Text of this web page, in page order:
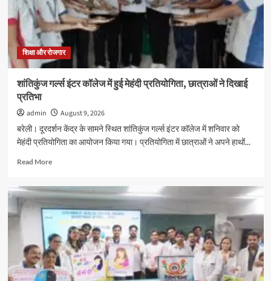
पर्यवेक्षक
संवाद
कार्यक्रम
शिक्षा और रोजगार
शांतिकुंज गर्ल्स इंटर कॉलेज में हुई मेहंदी प्रतियोगिता, छात्राओं ने दिखाई
प्रतिभा
admin
August 9, 2026
बरेली। दूरदर्शन केंद्र के सामने स्थित शांतिकुंज गर्ल्स इंटर कॉलेज में शनिवार को
मेहंदी प्रतियोगिता का आयोजन किया गया। प्रतियोगिता में छात्राओं ने अपने हाथों...
Read MoreRead
शांतिकुंज
गर्ल्स
इंटर
कॉलेज
में
हुई
मेहंदी
प्रतियोगिता,